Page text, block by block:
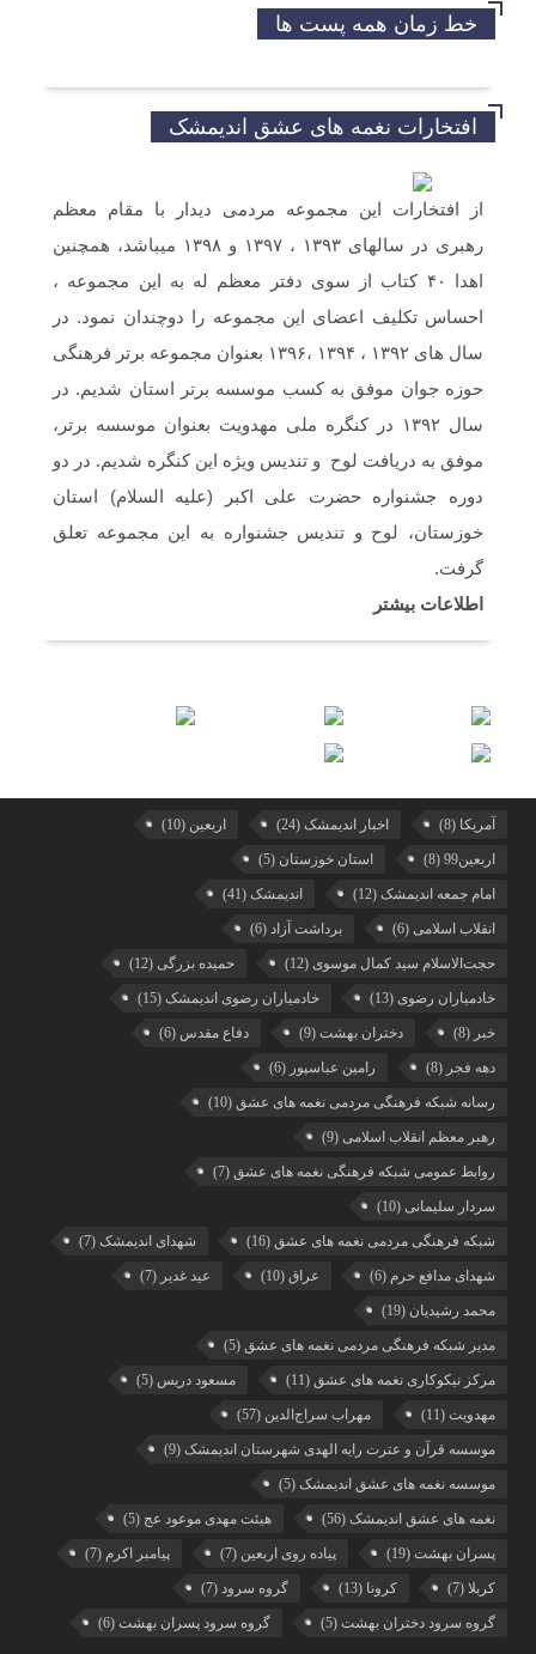
سلام و ارادت. بله از طریق خط تلفن شما در
حسین
سلام خسته نباشین فایل صوتی بیکلام سرود
حجاب فاطمی رو می خواستم .(دختران
خط زمان همه پست ها
افتخارات نغمه های عشق اندیمشک
از افتخارات این مجموعه مردمی دیدار با مقام معظم
رهبری در سالهای ۱۳۹۳ ، ۱۳۹۷ و ۱۳۹۸ میباشد، همچنین
اهدا ۴۰ کتاب از سوی دفتر معظم له به این مجموعه ،
احساس تکلیف اعضای این مجموعه را دوچندان نمود. در
سال های ۱۳۹۲ ، ۱۳۹۴ ،۱۳۹۶ بعنوان مجموعه برتر فرهنگی
حوزه جوان موفق به کسب موسسه برتر استان شدیم. در
سال ۱۳۹۲ در کنگره ملی مهدویت بعنوان موسسه برتر،
موفق به دریافت لوح و تندیس ویژه این کنگره شدیم. در دو
دوره جشنواره حضرت علی اکبر (علیه السلام) استان
خوزستان، لوح و تندیس جشنواره به این مجموعه تعلق
گرفت.
اطلاعات بیشتر
آمریکا (8) اخبار اندیمشک (24) اربعین (10)
اربعین99 (8) استان خوزستان (5)
امام جمعه اندیمشک (12) اندیمشک (41)
انقلاب اسلامی (6) برداشت آزاد (6)
حجت‌الاسلام سید کمال موسوی (12) حمیده بزرگی (12)
خادمیاران رضوی (13) خادمیاران رضوی اندیمشک (15)
خبر (8) دختران بهشت (9) دفاع مقدس (6)
دهه فجر (8) رامین عباسپور (6)
رسانه شبکه فرهنگی مردمی نغمه های عشق (10)
رهبر معظم انقلاب اسلامی (9)
روابط عمومی شبکه فرهنگی نغمه های عشق (7)
سردار سلیمانی (10)
شبکه فرهنگی مردمی نغمه های عشق (16) شهدای اندیمشک (7)
شهدای مدافع حرم (6) عراق (10) عید غدیر (7)
محمد رشیدیان (19)
مدیر شبکه فرهنگی مردمی نغمه های عشق (5)
مرکز نیکوکاری نغمه های عشق (11) مسعود دریس (5)
مهدویت (11) مهراب سراج‌الدین (57)
موسسه قرآن و عترت رایه الهدی شهرستان اندیمشک (9)
موسسه نغمه های عشق اندیمشک (5)
نغمه های عشق اندیمشک (56) هیئت مهدی موعود عج (5)
پسران بهشت (19) پیاده روی اربعین (7) پیامبر اکرم (7)
کربلا (7) کرونا (13) گروه سرود (7)
گروه سرود دختران بهشت (5) گروه سرود پسران بهشت (6)